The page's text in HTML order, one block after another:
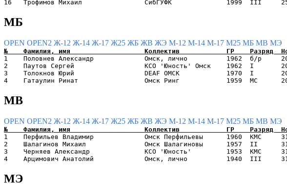
МБ
OPEN OPEN2 Ж-12 Ж-14 Ж-17 Ж25 ЖБ ЖВ ЖЭ М-12 М-14 М-17 М25 МБ МВ МЭ
1    Половнев Александр             Омск, лично          1962  б/р
2    Паутов Сергей                  КСО 'Юность' Омск    1962  I
3    Толокнов Юрий                  DEAF ОМСК            1970  I
МВ
OPEN OPEN2 Ж-12 Ж-14 Ж-17 Ж25 ЖБ ЖВ ЖЭ М-12 М-14 М-17 М25 МБ МВ МЭ
1    Перфильев Владимир             Омск Перфильевы      1960  КМС
2    Шалагинов Михаил               Омск Шалагиновы      1957  II
3    Черняев Александр              КСО 'Юность'         1953  КМС
МЭ